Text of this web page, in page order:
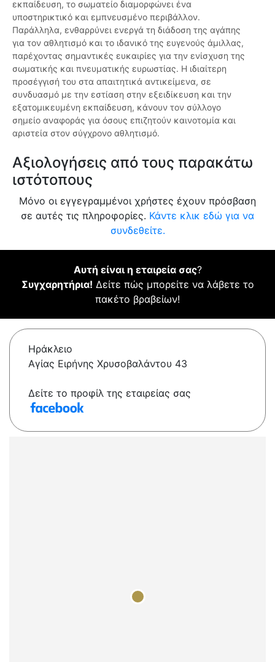
εκπαίδευση, το σωματείο διαμορφώνει ένα
υποστηρικτικό και εμπνευσμένο περιβάλλον.
Παράλληλα, ενθαρρύνει ενεργά τη διάδοση της αγάπης
για τον αθλητισμό και το ιδανικό της ευγενούς άμιλλας,
παρέχοντας σημαντικές ευκαιρίες για την ενίσχυση της
σωματικής και πνευματικής ευρωστίας. Η ιδιαίτερη
προσέγγισή του στα απαιτητικά αντικείμενα, σε
συνδυασμό με την εστίαση στην εξειδίκευση και την
εξατομικευμένη εκπαίδευση, κάνουν τον σύλλογο
σημείο αναφοράς για όσους επιζητούν καινοτομία και
αριστεία στον σύγχρονο αθλητισμό.
Αξιολογήσεις από τους παρακάτω
ιστότοπους
Μόνο οι εγγεγραμμένοι χρήστες έχουν πρόσβαση
σε αυτές τις πληροφορίες. Κάντε κλικ εδώ για να
συνδεθείτε.
Αυτή είναι η εταιρεία σας?
Συγχαρητήρια! Δείτε πώς μπορείτε να λάβετε το
πακέτο βραβείων!
Ηράκλειο
Αγίας Ειρήνης Χρυσοβαλάντου 43
Δείτε το προφίλ της εταιρείας σας